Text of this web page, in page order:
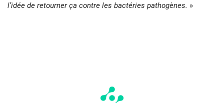
l’idée de retourner ça contre les bactéries pathogènes. »